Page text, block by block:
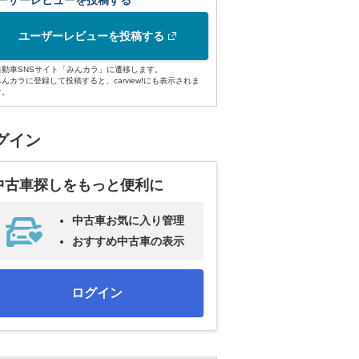
ユーザーレビューを投稿する
車SNSサイト「みんカラ」に遷移します。
んカラに登録して投稿すると、carview!にも表示されま
イン
古車探しをもっと便利に
中古車お気に入り管理
おすすめ中古車の表示
ログイン